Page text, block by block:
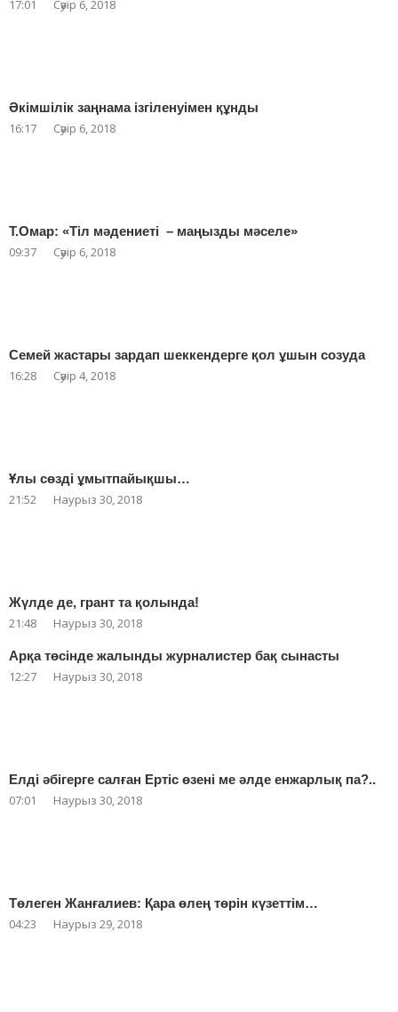
17:01 Сәуір 6, 2018
Әкімшілік заңнама ізгіленуімен құнды
16:17 Сәуір 6, 2018
Т.Омар: «Тіл мәдениеті – маңызды мәселе»
09:37 Сәуір 6, 2018
Семей жастары зардап шеккендерге қол ұшын созуда
16:28 Сәуір 4, 2018
Ұлы сөзді ұмытпайықшы…
21:52 Наурыз 30, 2018
Жүлде де, грант та қолында!
21:48 Наурыз 30, 2018
Арқа төсінде жалынды журналистер бақ сынасты
12:27 Наурыз 30, 2018
Елді әбігерге салған Ертіс өзені ме әлде енжарлық па?..
07:01 Наурыз 30, 2018
Төлеген Жанғалиев: Қара өлең төрін күзеттім…
04:23 Наурыз 29, 2018